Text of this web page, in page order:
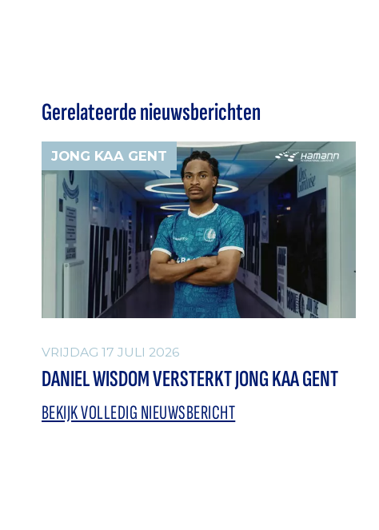
Gerelateerde nieuwsberichten
JONG KAA GENT
VRIJDAG 17 JULI 2026
DANIEL WISDOM VERSTERKT JONG KAA GENT
BEKIJK VOLLEDIG NIEUWSBERICHT